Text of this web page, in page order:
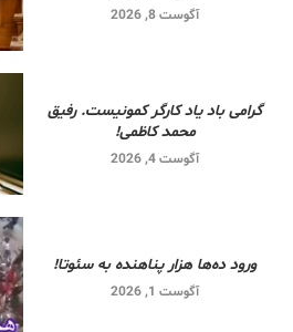
آگوست 8, 2026
گرامی باد یاد کارگر کمونیست. رفیق
محمد کاظمی!
آگوست 4, 2026
ورود ده‌ها هزار پناهنده به سئوتا!
آگوست 1, 2026